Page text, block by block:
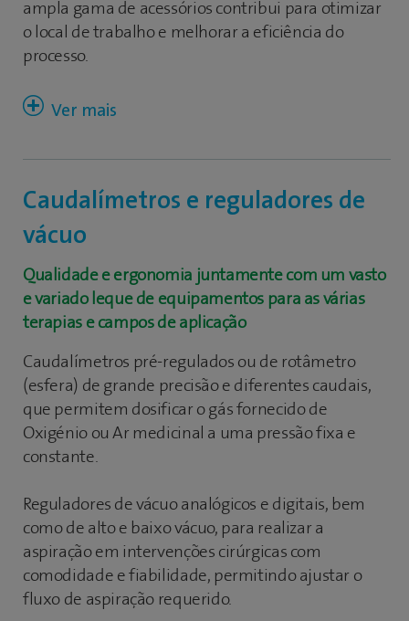
ampla gama de acessórios contribui para otimizar
o local de trabalho e melhorar a eficiência do
processo.
hospitalar, resultando num equipamento à
Equipamentos projetados segundo as normas
UNE-EN ISO 11197 "Unidades de fornecimento
médico" e UNE-EN 60601 "Segurança Eletromédica
e Compatibilidade Eletromagnética", com
certificado CE como Dispositivo Médico de acordo
com a diretiva 93/42/CEE.
Aplimed CS
Caudalímetros e reguladores de
vácuo
Qualidade e ergonomia juntamente com um vasto
e variado leque de equipamentos para as várias
terapias e campos de aplicação
Caudalímetros pré-regulados ou de rotâmetro
(esfera) de grande precisão e diferentes caudais,
que permitem dosificar o gás fornecido de
Oxigénio ou Ar medicinal a uma pressão fixa e
constante.
Reguladores de vácuo analógicos e digitais, bem
como de alto e baixo vácuo, para realizar a
aspiração em intervenções cirúrgicas com
comodidade e fiabilidade, permitindo ajustar o
fluxo de aspiração requerido.